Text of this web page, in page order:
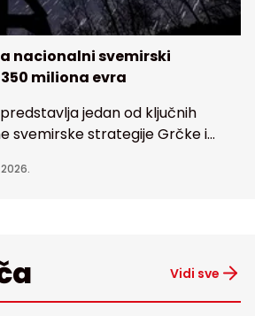
nacionalni svemirski
miliona evra
predstavlja jedan od ključnih
svemirske strategije Grčke i
infrastrukture, korišćenje
i podataka
Vidi sve